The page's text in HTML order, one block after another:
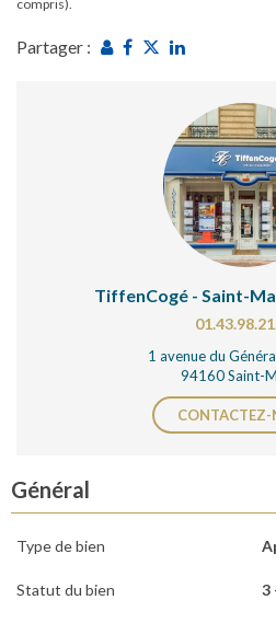
compris).
Partager :
TiffenCogé - Saint-
1 avenue du
94160 Saint-
CONTACTEZ-
Général
Type de bien
Statut du bien 3